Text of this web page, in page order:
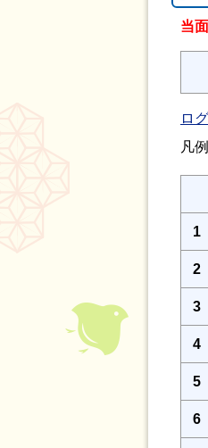
当
ロ
凡
1
2
3
4
5
6